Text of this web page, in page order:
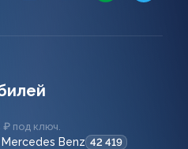
₽ под ключ.
Mercedes Benz 42 419